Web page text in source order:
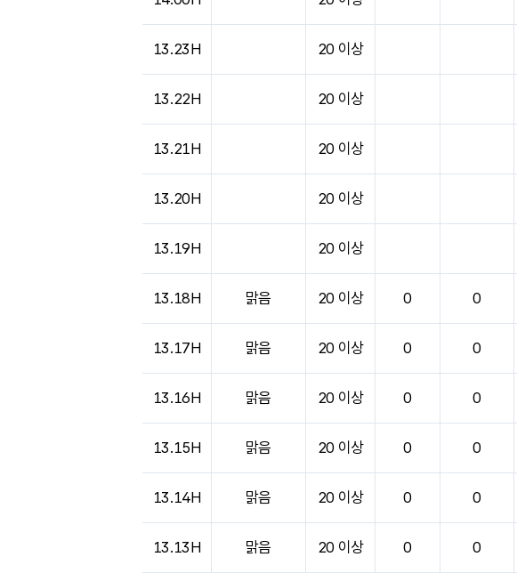
13.23H 20 이상
13.22H 20 이상
13.21H 20 이상
13.20H 20 이상
13.19H 20 이상
13.18H 맑음 20 이상 0 0
13.17H 맑음 20 이상 0 0
13.16H 맑음 20 이상 0 0
13.15H 맑음 20 이상 0 0
13.14H 맑음 20 이상 0 0
13.13H 맑음 20 이상 0 0